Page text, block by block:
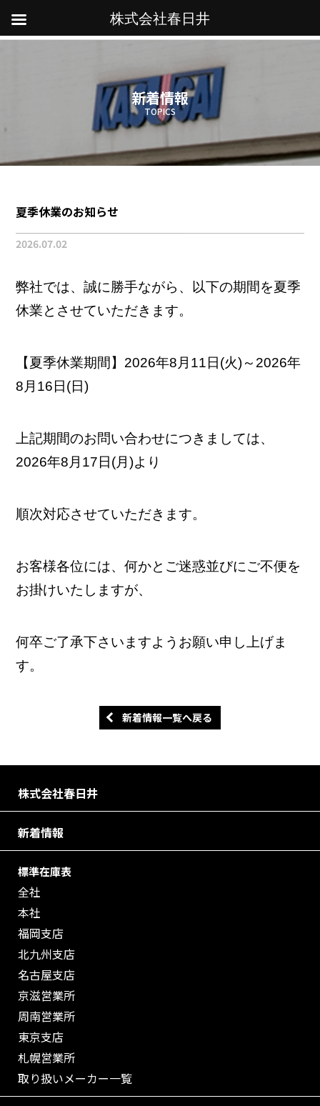
新着情報
TOPICS
夏季休業のお知らせ
2026.07.02
弊社では、誠に勝手ながら、以下の期間を夏季
休業とさせていただきます。
【夏季休業期間】2026年8月11日(火)～2026年
8月16日(日)
上記期間のお問い合わせにつきましては、
2026年8月17日(月)より
順次対応させていただきます。
お客様各位には、何かとご迷惑並びにご不便を
お掛けいたしますが、
何卒ご了承下さいますようお願い申し上げま
す。
新着情報一覧へ戻る
株式会社春日井
新着情報
標準在庫表
全社
本社
福岡支店
北九州支店
名古屋支店
京滋営業所
周南営業所
東京支店
札幌営業所
取り扱いメーカー一覧
株式会社春日井